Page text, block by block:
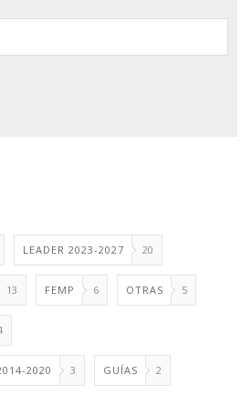
LEADER 2023-2027 20
13 FEMP 6 OTRAS 5
2020 3 GUÍAS 2